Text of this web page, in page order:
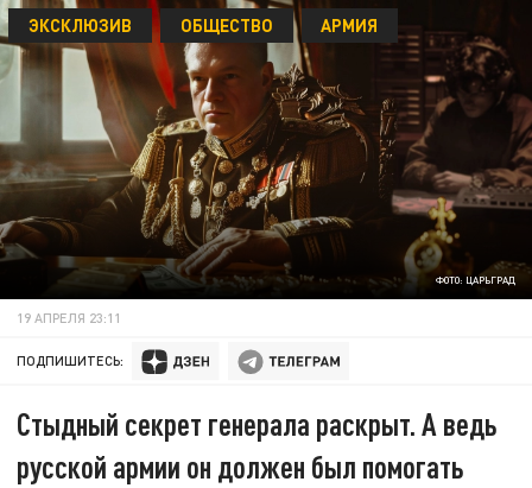
ФОТО: ЦАРЬГРАД
ЭКСКЛЮЗИВ ОБЩЕСТВО АРМИЯ
19 АПРЕЛЯ 23:11
ПОДПИШИТЕСЬ:
Стыдный секрет генерала раскрыт. А ведь
русской армии он должен был помогать